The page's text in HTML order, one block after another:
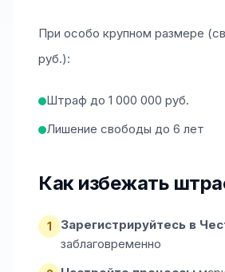
При особо крупном размере
руб.):
Штраф до 1 000 000 руб.
Лишение свободы до 6 лет
Как избежать
1
Зарегистрируйтесь в
заблаговременно